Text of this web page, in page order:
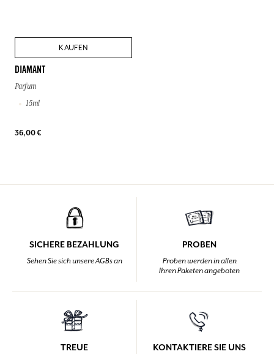
KAUFEN
DIAMANT
Parfum
15ml
36,00 €
SICHERE BEZAHLUNG
Sehen Sie sich unsere AGBs an
PROBEN
Proben werden in allen
Ihren Paketen angeboten
TREUE KONTAKTIERE SIE UNS